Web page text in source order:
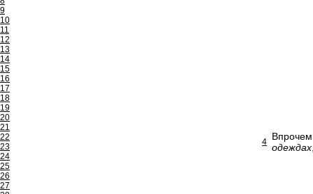
9
10
11
12
13
14
15
16
17
18
19
20
21
22
23
24
25
26
27
4 Впрочем
одеждах